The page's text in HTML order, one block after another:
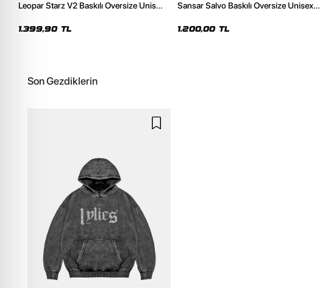
Leopar Starz V2 Baskılı Oversize Unisex
1.399,90 TL
Sansar Salvo Baskılı Oversize Unisex
1.200,00 TL
Son Gezdiklerin